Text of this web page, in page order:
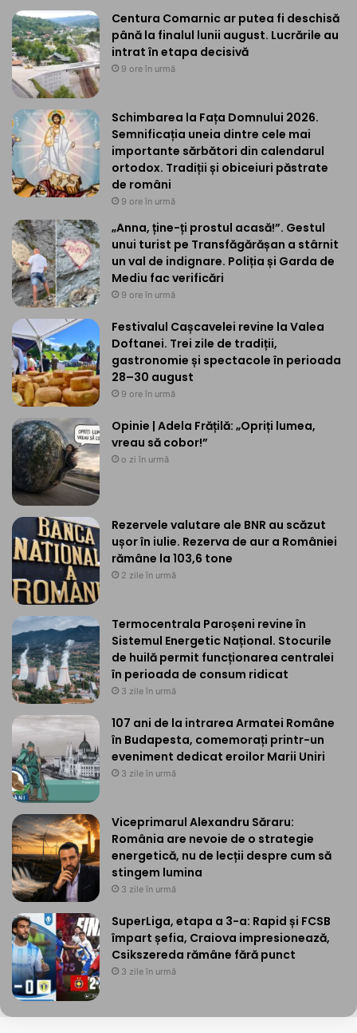
Centura Comarnic ar putea fi deschisă
până la finalul lunii august. Lucrările au
intrat în etapa decisivă
9 ore în urmă
Schimbarea la Fața Domnului 2026.
Semnificația uneia dintre cele mai
importante sărbători din calendarul
ortodox. Tradiții și obiceiuri păstrate
de români
9 ore în urmă
„Anna, ține-ți prostul acasă!”. Gestul
unui turist pe Transfăgărășan a stârnit
un val de indignare. Poliția și Garda de
Mediu fac verificări
9 ore în urmă
Festivalul Cașcavelei revine la Valea
Doftanei. Trei zile de tradiții,
gastronomie și spectacole în perioada
28–30 august
9 ore în urmă
Opinie | Adela Frățilă: „Opriți lumea,
vreau să cobor!”
o zi în urmă
Rezervele valutare ale BNR au scăzut
ușor în iulie. Rezerva de aur a României
rămâne la 103,6 tone
2 zile în urmă
Termocentrala Paroșeni revine în
Sistemul Energetic Național. Stocurile
de huilă permit funcționarea centralei
în perioada de consum ridicat
3 zile în urmă
107 ani de la intrarea Armatei Române
în Budapesta, comemorați printr-un
eveniment dedicat eroilor Marii Uniri
3 zile în urmă
Viceprimarul Alexandru Săraru:
România are nevoie de o strategie
energetică, nu de lecții despre cum să
stingem lumina
3 zile în urmă
SuperLiga, etapa a 3-a: Rapid și FCSB
împart șefia, Craiova impresionează,
Csikszereda rămâne fără punct
3 zile în urmă